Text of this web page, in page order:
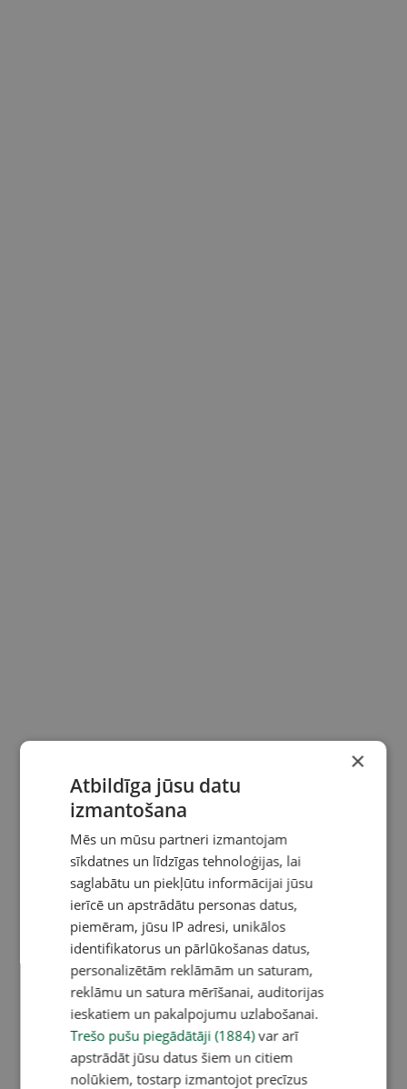
×
Atbildīga jūsu datu
izmantošana
Mēs un mūsu partneri izmantojam
sīkdatnes un līdzīgas tehnoloģijas, lai
saglabātu un piekļūtu informācijai jūsu
ierīcē un apstrādātu personas datus,
piemēram, jūsu IP adresi, unikālos
identifikatorus un pārlūkošanas datus,
personalizētām reklāmām un saturam,
reklāmu un satura mērīšanai, auditorijas
ieskatiem un pakalpojumu uzlabošanai.
Trešo pušu piegādātāji (1884)var arī
apstrādāt jūsu datus šiem un citiem
nolūkiem, tostarp izmantojot precīzus